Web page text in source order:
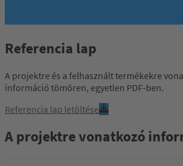
Referencia lap
A projektre és a felhasznált termékekre
információ tömören, egyetlen PDF-ben.
Referencia lap letöltése
A projektre vonatkozó